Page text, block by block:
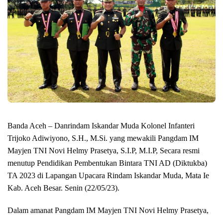
Banda Aceh – Danrindam Iskandar Muda Kolonel Infanteri
Trijoko Adiwiyono, S.H., M.Si. yang mewakili Pangdam IM
Mayjen TNI Novi Helmy Prasetya, S.I.P, M.I.P, Secara resmi
menutup Pendidikan Pembentukan Bintara TNI AD (Diktukba)
TA 2023 di Lapangan Upacara Rindam Iskandar Muda, Mata Ie
Kab. Aceh Besar. Senin (22/05/23).
Dalam amanat Pangdam IM Mayjen TNI Novi Helmy Prasetya,